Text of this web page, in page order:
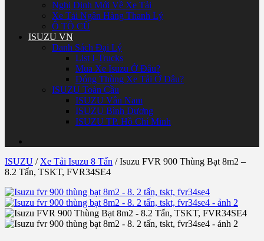
Nghị Định Mới Về Xe Tải
Xe Tải Ngân Hàng Thanh Lý
Ô TÔ CŨ
ISUZU VN
Danh Sách Đại Lý
List I-Trucks
Mua Xe Isuzu Ở Đâu?
Đóng Thùng Xe Tải Ở Đâu?
ISUZU Toàn Cầu
ISUZU Vân Nam
ISUZU Bình Dương
ISUZU TP. Hồ Chí Minh
ISUZU / Xe Tải Isuzu 8 Tấn /Isuzu FVR 900 Thùng Bạt 8m2 –
8.2 Tấn, TSKT, FVR34SE4